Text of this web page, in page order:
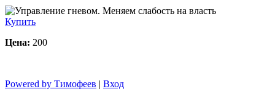
Купить
Цена: 200
Powered by Тимофеев | Вход